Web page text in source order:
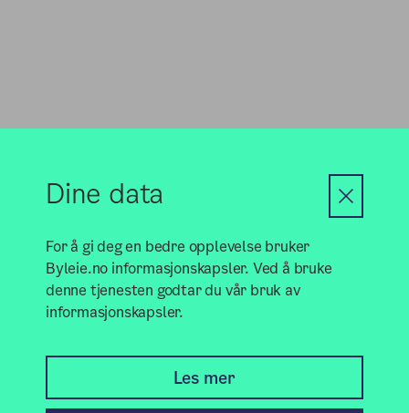
Dine data
For å gi deg en bedre opplevelse bruker
Byleie.no informasjonskapsler. Ved å bruke
denne tjenesten godtar du vår bruk av
informasjonskapsler.
Les mer
Kontakt
Ring oss på telefon: 23 48 20 30
Finn lokaler til lån og leie